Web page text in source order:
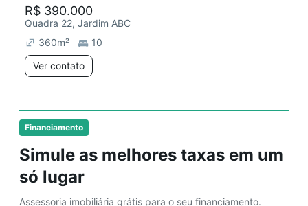
Financiamento
Simule as melhores taxas em um
só lugar
Assessoria imobiliária grátis para o seu financiamento.
R$ 390.000
Quadra 22, Jardim ABC
360m²
10
Ver contato